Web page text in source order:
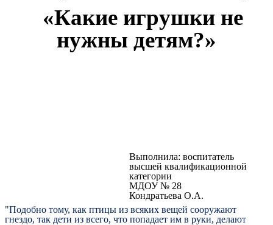
«Какие игрушки не
нужны детям?»
Выполнила: воспитатель
высшей квалификационной
категории
МДОУ № 28
Кондратьева О.А.
"Подобно тому, как птицы из всяких вещей сооружают
гнездо, так дети из всего, что попадает им в руки, делают